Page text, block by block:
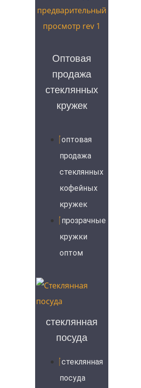
Оптовая
продажа
стеклянных
кружек
оптовая
продажа
стеклянных
кофейных
кружек
прозрачные
кружки
оптом
стеклянная
посуда
стеклянная
посуда